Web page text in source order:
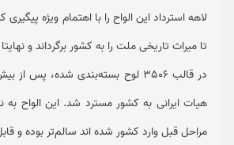
لاهه استرداد این الواح را با اهتمام ویژه‌
تا میراث‌ تاریخی ملت را به کشور برگرداند و
هیات ایرانی به کشور مسترد شد. این الواح
مراحل قبل وارد کشور شده اند سالم‌تر بوده و